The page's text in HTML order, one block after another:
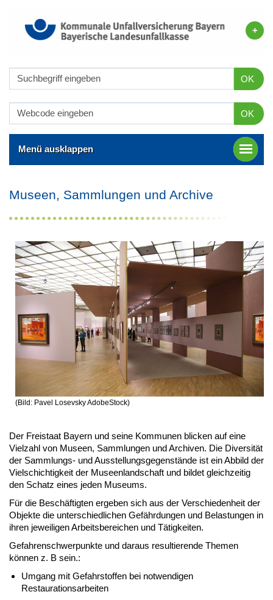
OK
OK
Menü ausklappen
Museen, Sammlungen und Archive
(Bild: Pavel Losevsky AdobeStock)
Der Freistaat Bayern und seine Kommunen blicken auf eine
Vielzahl von Museen, Sammlungen und Archiven. Die Diversität
der Sammlungs- und Ausstellungsgegenstände ist ein Abbild der
Vielschichtigkeit der Museenlandschaft und bildet gleichzeitig
den Schatz eines jeden Museums.
Für die Beschäftigten ergeben sich aus der Verschiedenheit der
Objekte die unterschiedlichen Gefährdungen und Belastungen in
ihren jeweiligen Arbeitsbereichen und Tätigkeiten.
Gefahrenschwerpunkte und daraus resultierende Themen
können z. B sein.:
Umgang mit Gefahrstoffen bei notwendigen
Restaurationsarbeiten